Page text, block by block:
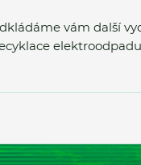
vám další